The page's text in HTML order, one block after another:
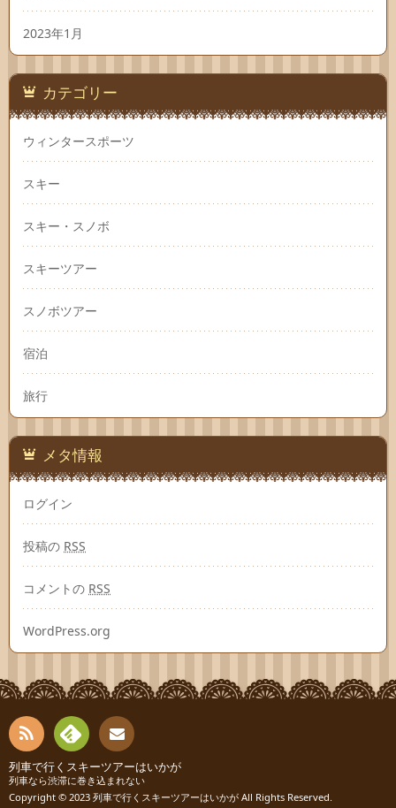
2023年1月
カテゴリー
ウィンタースポーツ
スキー
スキー・スノボ
スキーツアー
スノボツアー
宿泊
旅行
メタ情報
ログイン
投稿の RSS
コメントの RSS
WordPress.org
RSS
Fee
お問
列車で行くスキーツアーはいかが
列車なら渋滞に巻き込まれない
Copyright © 2023 列車で行くスキーツアーはいかが All Rights Reserved.